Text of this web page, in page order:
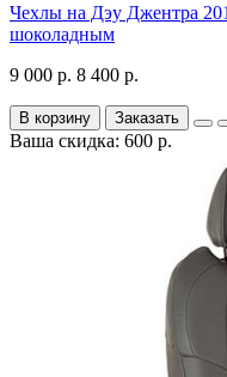
Чехлы на Дэу Джентра
шоколадным
9 000 р. 8 400 р.
В корзину Заказать
Ваша скидка: 600 р.